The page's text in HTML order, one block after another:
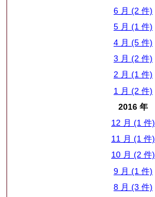
6 月 (2 件)
5 月 (1 件)
4 月 (5 件)
3 月 (2 件)
2 月 (1 件)
1 月 (2 件)
2016 年
12 月 (1 件)
11 月 (1 件)
10 月 (2 件)
9 月 (1 件)
8 月 (3 件)